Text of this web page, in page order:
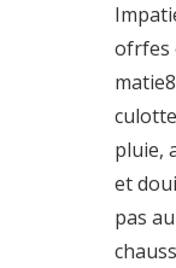
ofrfes
pluie,
et
pas